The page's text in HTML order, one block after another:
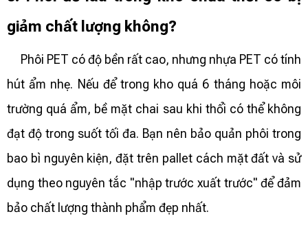
giảm chất lượng không?
Phôi PET có độ bền rất cao, nhưng nhựa PET có tính
hút ẩm nhẹ. Nếu để trong kho quá 6 tháng hoặc môi
trường quá ẩm, bề mặt chai sau khi thổi có thể không
đạt độ trong suốt tối đa. Bạn nên bảo quản phôi trong
bao bì nguyên kiện, đặt trên pallet cách mặt đất và sử
dụng theo nguyên tắc "nhập trước xuất trước" để đảm
bảo chất lượng thành phẩm đẹp nhất.